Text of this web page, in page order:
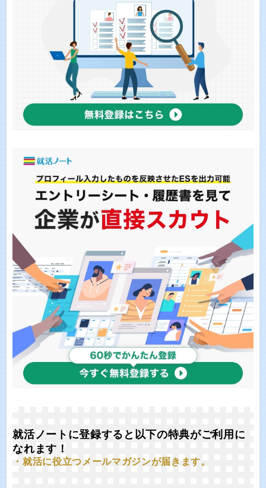
就活ノートに登録すると以下の特典がご利用に
なれます！
・就活に役立つメールマガジンが届きます。